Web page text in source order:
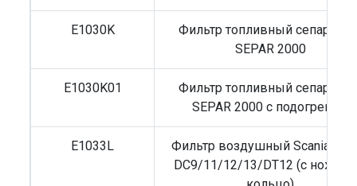
E1030K
Фильтр топливный
SEPAR 2000
E1030K01
Фильтр топливный
SEPAR 2000 с подогревом
E1033L
Фильтр воздушный Scania G/
DC9/11/12/13/DT12 (с